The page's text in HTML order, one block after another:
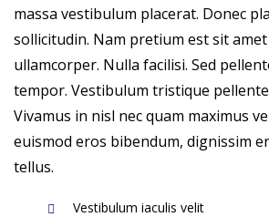
massa vestibulum placerat. Donec
sollicitudin. Nam pretium est sit
ullamcorper. Nulla facilisi. Sed
tempor. Vestibulum tristique
Vivamus in nisl nec quam maximus
euismod eros bibendum, dignissim
tellus.
Vestibulum iaculis velit